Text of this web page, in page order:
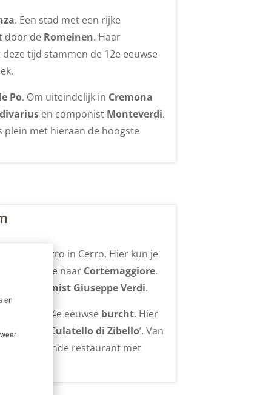
en
. Een stad met een rijke
door de Romeinen. Haar
deze tijd stammen de 12e eeuwse
Po. Om uiteindelijk in Cremona
en componist Monteverdi.
plein met hieraan de hoogste
San Pietro in Cerro. Hier kun je
lus fiets je naar Cortemaggiore.
componist Giuseppe Verdi.
14e eeuwse burcht. Hier
‘
Culatello di Zibello’. Van
bijbehorende restaurant met